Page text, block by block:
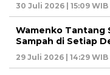
30 Juli 2026 | 15:09 WIB
Wamenko Tantang
Sampah di Setiap
29 Juli 2026 | 14:29 WIB